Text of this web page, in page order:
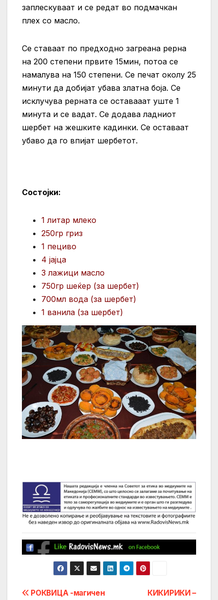
заплескуваат и се редат во подмачкан
плех со масло.
Се ставаат по предходно загреана рерна
на 200 степени првите 15мин, потоа се
намалува на 150 степени. Се печат околу 25
минути да добијат убава златна боја. Се
исклучува рерната се оставааат уште 1
минута и се вадат. Се додава ладниот
шербет на жешките кадинки. Се оставаат
убаво да го впијат шербетот.
Состојки:
1 литар млеко
250гр гриз
1 пециво
4 јајца
3 лажици масло
750гр шеќер (за шербет)
700мл вода (за шербет)
1 ванила (за шербет)
КИКИРИКИ –
РОКВИЦА -магичен